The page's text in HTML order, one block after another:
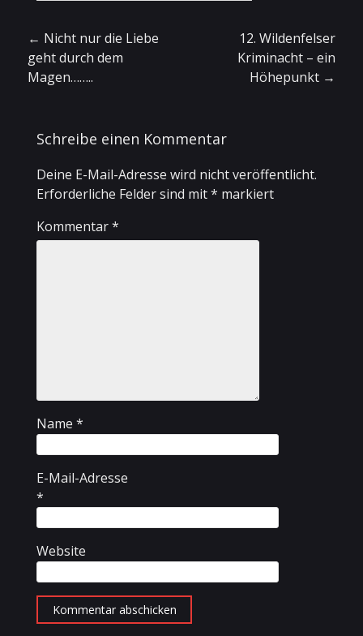
Artikel-Navigation
← Nicht nur die Liebe
geht durch dem
Magen……..
12. Wildenfelser
Kriminacht – ein
Höhepunkt →
Schreibe einen Kommentar
Deine E-Mail-Adresse wird nicht veröffentlicht.
Erforderliche Felder sind mit* markiert
Kommentar*
Name*
E-Mail-Adresse
*
Website